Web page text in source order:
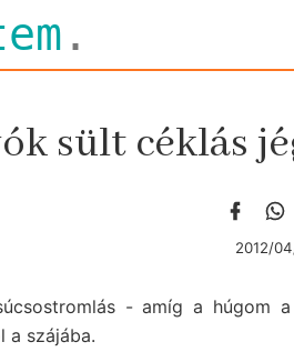
.
sült céklás
2012/
- amíg a
a szájába.